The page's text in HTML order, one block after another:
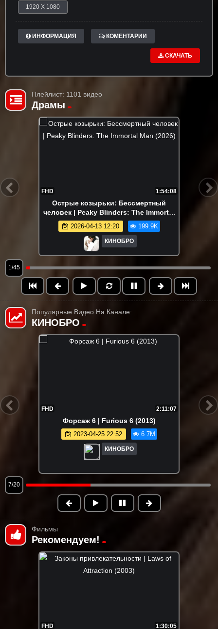
1920 X 1080
ИНФОРМАЦИЯ КОМЕНТАРИИ
СКАЧАТЬ
Плейлист: 1101 видео
Драмы
FHD 1:54:08
Острые козырьки: Бессмертный
человек | Peaky Blinders: The Immortal
Man (2026)
2026-04-13 12:20 199.9K
КИНОБРО
1/45
Популярные Видео На Канале:
КИНОБРО
FHD 1:32:20
Корпорация монстров | Monsters, Inc.
(2001)
2023-04-27 19:37
8/20
Фильмы
Рекомендуем!
FHD 1:30:05